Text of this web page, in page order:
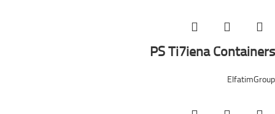
PS Ti7iena Containers
ElfatimGroup